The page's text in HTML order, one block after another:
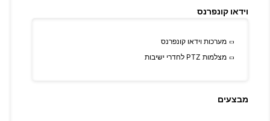
וידאו קונפרנס
מערכות וידאו קונפרנס
מצלמות PTZ לחדרי ישיבות
מבצעים